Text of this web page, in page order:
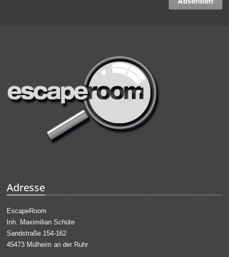
Adresse
EscapeRoom
Inh. Maximilian Schüte
Sandstraße 154-162
45473 Mülheim an der Ruhr